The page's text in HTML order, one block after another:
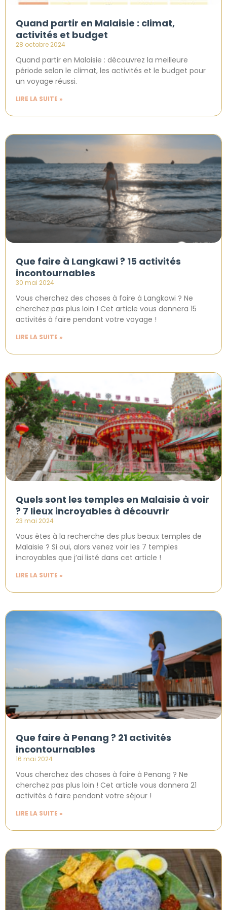
Quand partir en Malaisie : climat,
activités et budget
28 octobre 2024
Quand partir en Malaisie : découvrez la meilleure
période selon le climat, les activités et le budget pour
un voyage réussi.
LIRE LA SUITE »
Que faire à Langkawi ? 15 activités
incontournables
30 mai 2024
Vous cherchez des choses à faire à Langkawi ? Ne
cherchez pas plus loin ! Cet article vous donnera 15
activités à faire pendant votre voyage !
LIRE LA SUITE »
Quels sont les temples en Malaisie à voir
? 7 lieux incroyables à découvrir
23 mai 2024
Vous êtes à la recherche des plus beaux temples de
Malaisie ? Si oui, alors venez voir les 7 temples
incroyables que j’ai listé dans cet article !
LIRE LA SUITE »
Que faire à Penang ? 21 activités
incontournables
16 mai 2024
Vous cherchez des choses à faire à Penang ? Ne
cherchez pas plus loin ! Cet article vous donnera 21
activités à faire pendant votre séjour !
LIRE LA SUITE »